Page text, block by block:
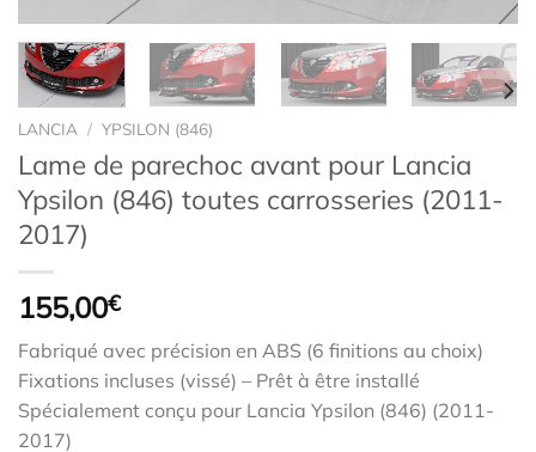
LANCIA / YPSILON (846)
Lame de parechoc avant pour Lancia
Ypsilon (846) toutes carrosseries (2011-
2017)
155,00€
Fabriqué avec précision en ABS (6 finitions au choix)
Fixations incluses (vissé) – Prêt à être installé
Spécialement conçu pour Lancia Ypsilon (846) (2011-
2017)